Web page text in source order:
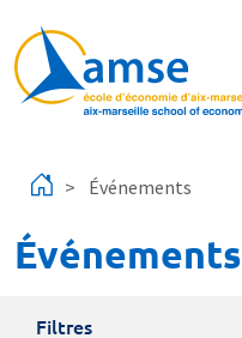
Événements
Événements
Filtres